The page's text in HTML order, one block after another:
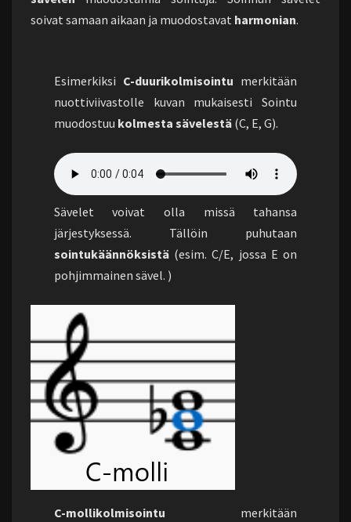
soivat samaan aikaan ja muodostavat harmonian.
Esimerkiksi C-duurikolmisointu merkitään
nuottiviivastolle kuvan mukaisesti Sointu
muodostuu kolmesta sävelestä(C, E, G).
Sävelet voivat olla missä tahansa
järjestyksessä. Tällöin puhutaan
sointukäännöksistä (esim. C/E, jossa E on
pohjimmainen sävel. )
C-mollikolmisointu merkitään